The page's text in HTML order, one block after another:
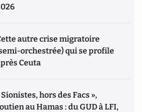
autre crise migratoire
orchestrée) qui se profile
Ceuta
Sionistes, hors des Facs »,
au Hamas : du GUD à LFI,